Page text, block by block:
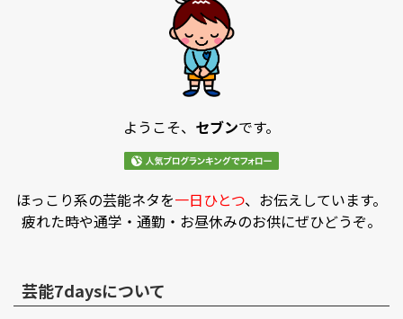
ようこそ、 セブンです。
ほっこり系の芸能ネタを一日ひとつ、お伝えしています。
疲れた時や通学・通勤・お昼休みのお供にぜひどうぞ。
芸能7daysについて